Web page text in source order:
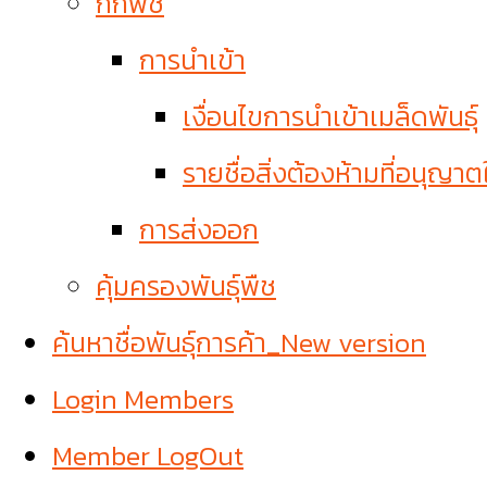
การนำเข้า
เงื่อนไขการนำเข้าเมล็ดพันธุ์
รายชื่อสิ่งต้องห้ามที่อนุญาต
การส่งออก
คุ้มครองพันธุ์พืช
ค้นหาชื่อพันธุ์การค้า_New version
Login Members
Member LogOut